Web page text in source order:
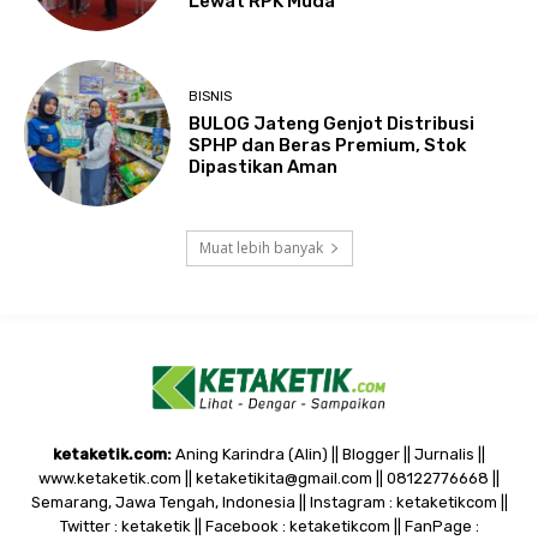
BISNIS
BULOG Jateng Genjot Distribusi
SPHP dan Beras Premium, Stok
Dipastikan Aman
Muat lebih banyak
ketaketik.com: Aning Karindra (Alin) || Blogger || Jurnalis ||
www.ketaketik.com || ketaketikita@gmail.com || 08122776668 ||
Semarang, Jawa Tengah, Indonesia || Instagram : ketaketikcom ||
Twitter : ketaketik || Facebook : ketaketikcom || FanPage :